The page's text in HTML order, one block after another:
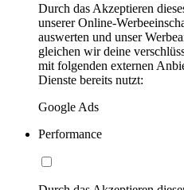
Durch das Akzeptieren
unserer Online-
auswerten und unser
gleichen wir deine
mit folgenden externen
Dienste bereits nutzt:
Google Ads
Performance